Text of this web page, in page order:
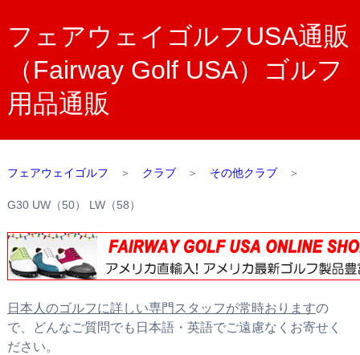
フェアウェイゴルフUSA通販
（Fairway Golf USA）ゴルフ
用品通販
フェアウェイゴルフ ＞ クラブ＞ その他クラブ＞
G30 UW（50） LW（58）
日本人のゴルフに詳しい専門スタッフが常時おりますの
で、どんなご質問でも日本語・英語でご遠慮なくお寄せく
ださい。